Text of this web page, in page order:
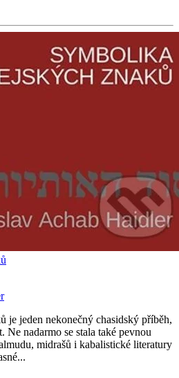
je jeden nekonečný chasidský příběh,
Ne nadarmo se stala také pevnou
midrašů i kabalistické literatury